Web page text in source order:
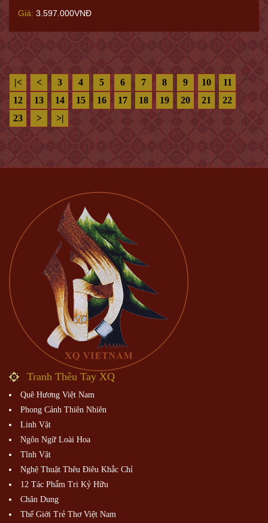
Giá: 3.597.000VNĐ
|< < 3 4 5 6 7 8 9 10
11
12
13 14 15 16 17 18 19 20 21
22
23
> >|
Tranh Thêu Tay XQ
Quê Hương Việt Nam
Phong Cảnh Thiên Nhiên
Linh Vật
Ngôn Ngữ Loài Hoa
Tĩnh Vật
Nghệ Thuật Thêu Điêu Khắc Chỉ
12 Tác Phẩm Tri Kỷ Hữu
Chân Dung
Thế Giới Trẻ Thơ Việt Nam